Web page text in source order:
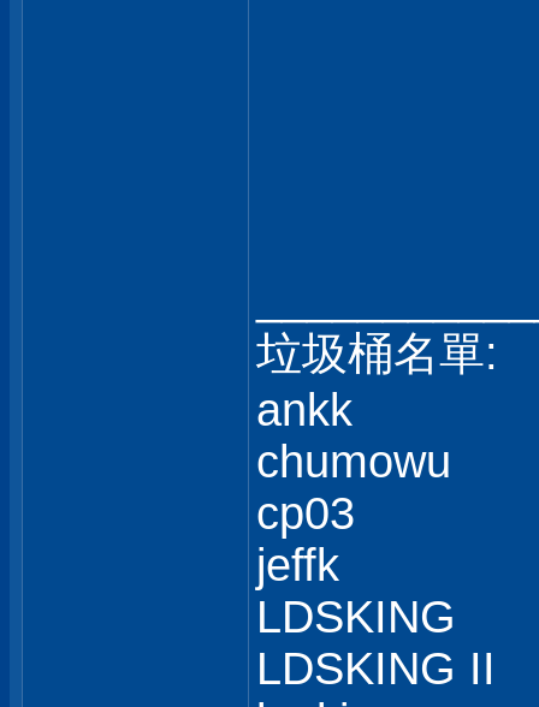
垃圾桶名單:
ankk
chumowu
cp03
jeffk
LDSKING
LDSKING II